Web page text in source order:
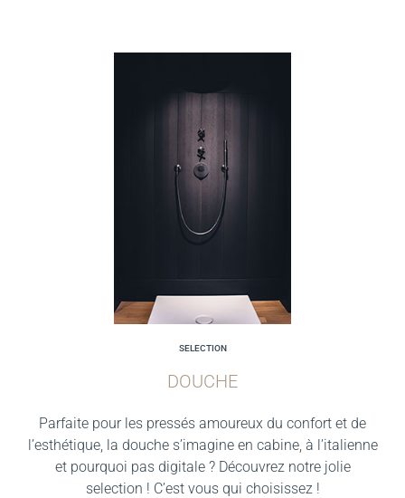
SELECTION
DOUCHE
Parfaite pour les pressés amoureux du confort et de
l’esthétique, la douche s’imagine en cabine, à l’italienne
et pourquoi pas digitale ? Découvrez notre jolie
selection ! C’est vous qui choisissez !